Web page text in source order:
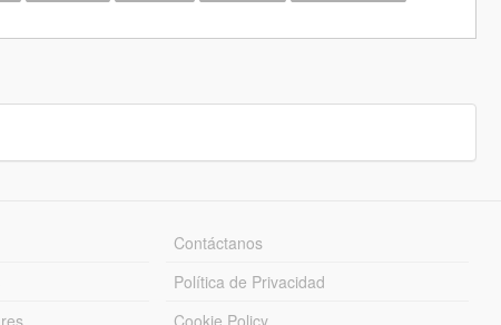
Contáctanos
Política de Privacidad
Cookie Policy